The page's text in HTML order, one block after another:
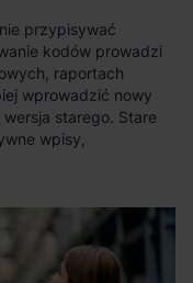
przypisywać
kodów prowadzi
raportach
wprowadzić nowy
starego. Stare
wpisy,